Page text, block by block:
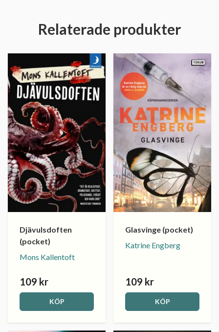
Relaterade produkter
Djävulsdoften
(pocket)
Mons Kallentoft
109 kr
KÖP
Glasvinge (pocket)
Katrine Engberg
109 kr
KÖP